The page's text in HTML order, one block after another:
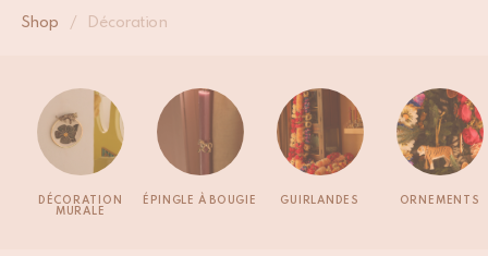
Shop / Décoration
DÉCORATION
MURALE
ÉPINGLE À BOUGIE GUIRLANDES ORNEMENTS